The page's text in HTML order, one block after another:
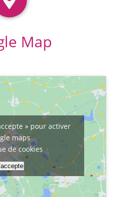
Map
» pour activer
maps
de cookies